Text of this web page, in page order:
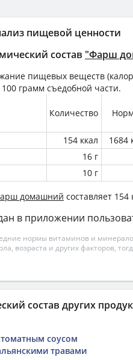
пищевой ценности
состав "Фарш
пищевых веществ
100 грамм съедобной части.
Количество
154 ккал 1684
16 г
10 г
домашний составляет 154
в приложении
нормы витаминов и
возраста и других факторов,
состав других
соусом
травами